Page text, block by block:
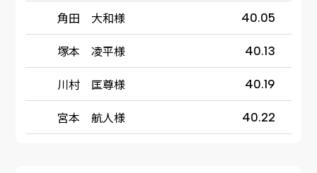
角田 大和様 40.05
塚本 凌平様 40.13
川村 匡尊様 40.19
宮本 航人様 40.22